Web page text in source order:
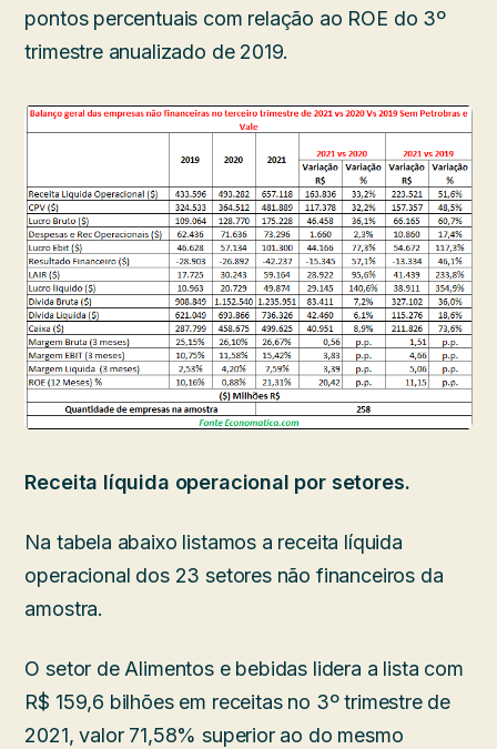
pontos percentuais com relação ao ROE do 3º
trimestre anualizado de 2019.
Receita líquida operacional por setores.
Na tabela abaixo listamos a receita líquida
operacional dos 23 setores não financeiros da
amostra.
O setor de Alimentos e bebidas lidera a lista com
R$ 159,6 bilhões em receitas no 3º trimestre de
2021, valor 71,58% superior ao do mesmo